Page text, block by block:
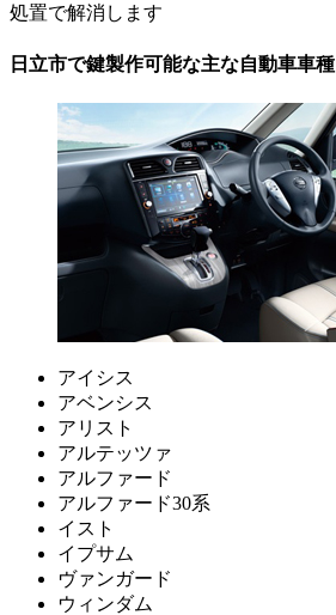
処置で解消します
日立市で鍵製作可能な主な自動車車種
アイシス
アベンシス
アリスト
アルテッツァ
アルファード
アルファード30系
イスト
イプサム
ヴァンガード
ウィンダム